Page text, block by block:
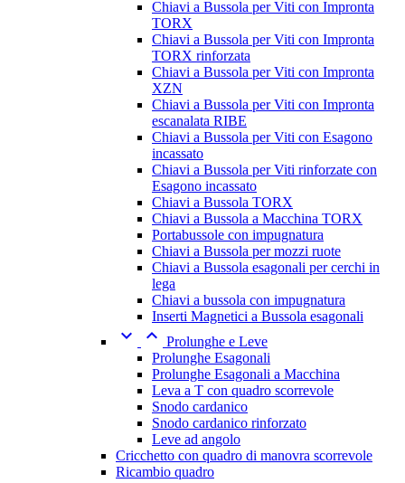
Chiavi a Bussola per Viti con Impronta
TORX
Chiavi a Bussola per Viti con Impronta
TORX rinforzata
Chiavi a Bussola per Viti con Impronta
XZN
Chiavi a Bussola per Viti con Impronta
escanalata RIBE
Chiavi a Bussola per Viti con Esagono
incassato
Chiavi a Bussola per Viti rinforzate con
Esagono incassato
Chiavi a Bussola TORX
Chiavi a Bussola a Macchina TORX
Portabussole con impugnatura
Chiavi a Bussola per mozzi ruote
Chiavi a Bussola esagonali per cerchi in
lega
Chiavi a bussola con impugnatura
Inserti Magnetici a Bussola esagonali
  Prolunghe e Leve
Prolunghe Esagonali
Prolunghe Esagonali a Macchina
Leva a T con quadro scorrevole
Snodo cardanico
Snodo cardanico rinforzato
Leve ad angolo
Cricchetto con quadro di manovra scorrevole
Ricambio quadro